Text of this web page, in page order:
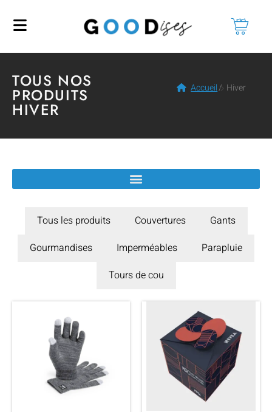
TOUS NOS
PRODUITS
HIVER
Accueil/ Hiver
Tous les produits Couvertures
Gants
Gourmandises
Imperméables
Parapluie
Tours de cou